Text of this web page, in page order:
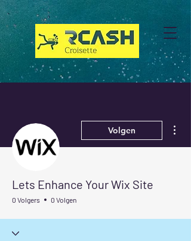
Volgen
Lets Enhance Your Wix Site
0 Volgers 0 Volgen